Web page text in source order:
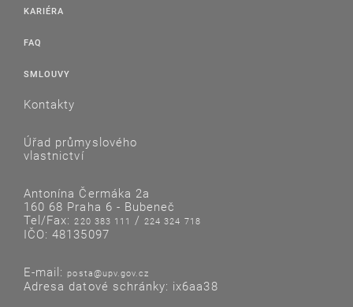
KARIÉRA
FAQ
SMLOUVY
Kontakty
Úřad průmyslového
vlastnictví
Antonína Čermáka 2a
160 68 Praha 6 - Bubeneč
Tel/Fax:220 383 111 /224 324 718
IČO: 48135097
E-mail: posta@upv.gov.cz
Adresa datové schránky: ix6aa38